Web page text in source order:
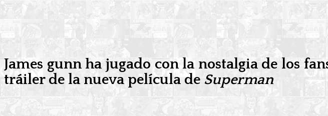
James gunn ha jugado con la nostalgia de los
tráiler de la nueva película de Superman